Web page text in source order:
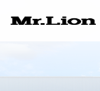
在庫車情報